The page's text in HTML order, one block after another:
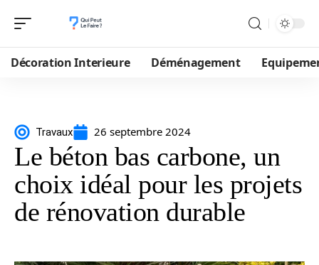
Décoration Interieure Déménagement
Travaux 26 septembre 2024
Le béton bas carbone, un
choix idéal pour les projets
de rénovation durable